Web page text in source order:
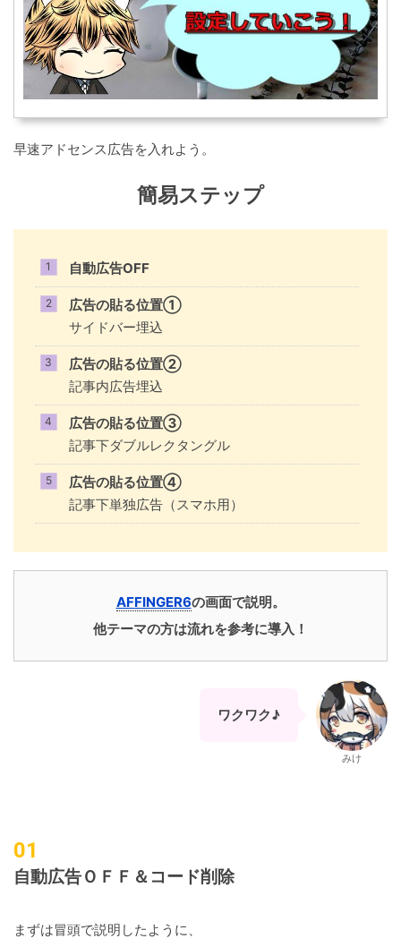
早速アドセンス広告を入れよう。
簡易ステップ
自動広告OFF
広告の貼る位置①
サイドバー埋込
広告の貼る位置②
記事内広告埋込
広告の貼る位置③
記事下ダブルレクタングル
広告の貼る位置④
記事下単独広告（スマホ用）
AFFINGER6の画面で説明。
他テーマの方は流れを参考に導入！
ワクワク♪
みけ
自動広告ＯＦＦ＆コード削除
まずは冒頭で説明したように、